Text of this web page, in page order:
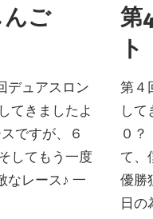
ご
デュアスロン
てきましたよ
ですが、６
してもう一度
なレース♪ 一
第
ト
第４
して
０
て、
優勝
日の